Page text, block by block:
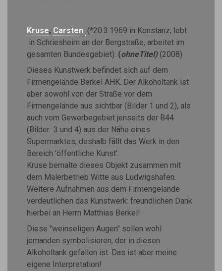
Kruse, Carsten (*20.3.1969 in Konstanz; lebt
in Schriesheim an der Bergstraße, arbeitet im
gesamten Bundesgebiet): (ohneTitel) (2008)
Dieses Kunstwerk befindet sich auf dem
Firmengelände Berkel AHK. Der Alkoholtank ist
aber sowohl von der Straße vor dem
Firmengelände aus sichtbar (Bilder 1 und 2), als
auch vom Gewerbegebiet jenseits der B44
(Bilder 3 und 4) aus der Nähe eines
Supermarktes; deshalb fällt das Werk in den
Bereich 'öffentliche Kunst'.
Kruse bemalte dieses Objekt zusammen mit
dem Malerbetrieb Witte aus Ludwigshafen.
Weitere Aufnahmen aus dem Firmengelände
verdeutlichen das Kunstwerk: freundlichen Dank
hierbei an Herrn Matthias Berkel!
Diese "weinseligen Augen" sollen wohl
jemanden symbolisieren, der in diesen
Alkoholtank gefallen ist. Das ist aber meine
eigene Interpretation!